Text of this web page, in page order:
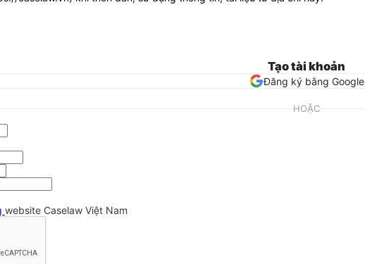
Tạo tài khoản
Đăng ký bằng Google
HOẶC
website Caselaw Việt Nam